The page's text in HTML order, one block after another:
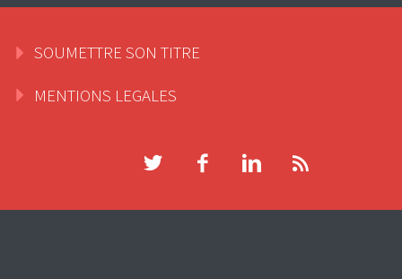
SOUMETTRE SON TITRE
MENTIONS LEGALES